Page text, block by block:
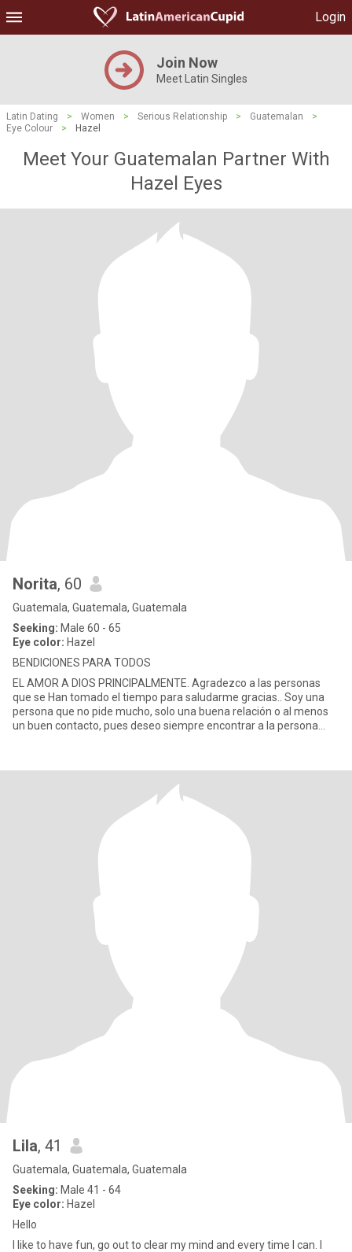
Login
Join Now
Meet Latin Singles
Latin Dating > Women > Serious Relationship > Guatemalan
>
Eye Colour
> Hazel
Meet Your Guatemalan Partner With
Hazel Eyes
Norita, 60
Guatemala, Guatemala, Guatemala
Seeking: Male 60 - 65
Eye color: Hazel
BENDICIONES PARA TODOS
EL AMOR A DIOS PRINCIPALMENTE. Agradezco a las personas
que se Han tomado el tiempo para saludarme gracias.. Soy una
persona que no pide mucho, solo una buena relación o al menos
un buen contacto, pues deseo siempre encontrar a la persona
Lila, 41
Guatemala, Guatemala, Guatemala
Seeking: Male 41 - 64
Eye color: Hazel
Hello
I like to have fun, go out to clear my mind and every time I can. I